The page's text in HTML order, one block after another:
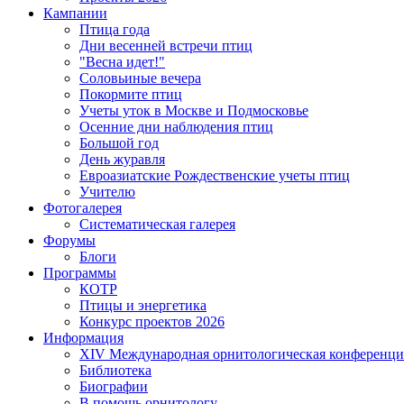
Кампании
Птица года
Дни весенней встречи птиц
"Весна идет!"
Соловьиные вечера
Покормите птиц
Учеты уток в Москве и Подмосковье
Осенние дни наблюдения птиц
Большой год
День журавля
Евроазиатские Рождественские учеты птиц
Учителю
Фотогалерея
Систематическая галерея
Форумы
Блоги
Программы
КОТР
Птицы и энергетика
Конкурс проектов 2026
Информация
XIV Международная орнитологическая
Библиотека
Биографии